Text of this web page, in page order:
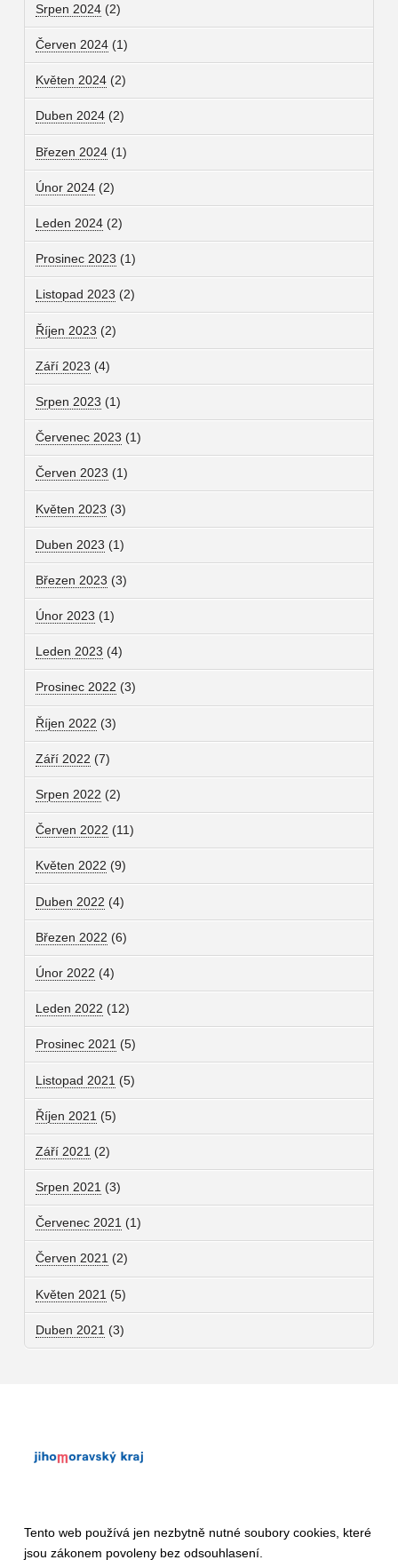
Srpen 2024(2)
Červen 2024(1)
Květen 2024(2)
Duben 2024(2)
Březen 2024(1)
Únor 2024(2)
Leden 2024(2)
Prosinec 2023 (1)
Listopad 2023 (2)
Říjen 2023 (2)
Září 2023 (4)
Srpen 2023 (1)
Červenec 2023 (1)
Červen 2023 (1)
Květen 2023 (3)
Duben 2023 (1)
Březen 2023 (3)
Únor 2023 (1)
Leden 2023 (4)
Prosinec 2022 (3)
Říjen 2022 (3)
Září 2022 (7)
Srpen 2022 (2)
Červen 2022 (11)
Květen 2022 (9)
Duben 2022 (4)
Březen 2022 (6)
Únor 2022 (4)
Leden 2022 (12)
Prosinec 2021(5)
Listopad 2021 (5)
Říjen 2021 (5)
Září 2021 (2)
Srpen 2021 (3)
Červenec 2021(1)
Červen 2021(2)
Květen 2021 (5)
Duben 2021 (3)
Tento web používá jen nezbytně nutné soubory cookies, které
jsou zákonem povoleny bez odsouhlasení.